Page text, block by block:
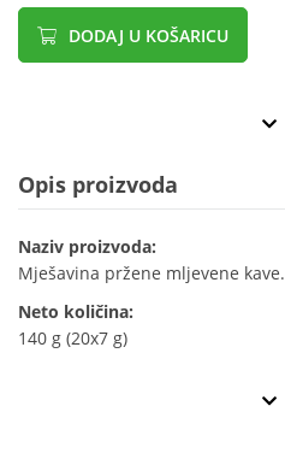
DODAJ U KOŠARICU
Opis proizvoda
Naziv proizvoda:
Mješavina pržene mljevene kave.
Neto količina:
140 g (20x7 g)